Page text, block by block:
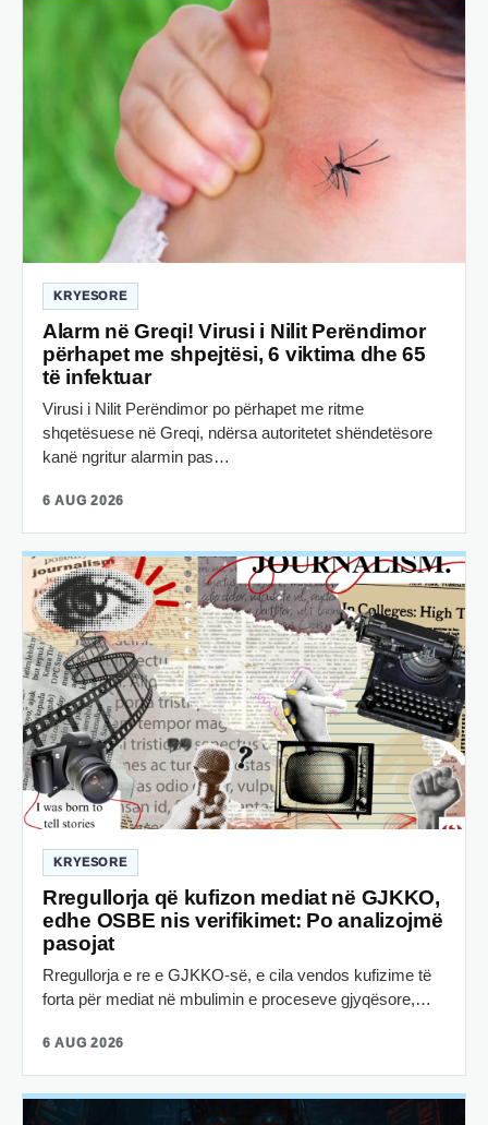
KRYESORE
Alarm në Greqi! Virusi i Nilit Perëndimor
përhapet me shpejtësi, 6 viktima dhe 65
të infektuar
Virusi i Nilit Perëndimor po përhapet me ritme
shqetësuese në Greqi, ndërsa autoritetet shëndetësore
kanë ngritur alarmin pas…
6 AUG 2026
KRYESORE
Rregullorja që kufizon mediat në GJKKO,
edhe OSBE nis verifikimet: Po analizojmë
pasojat
Rregullorja e re e GJKKO-së, e cila vendos kufizime të
forta për mediat në mbulimin e proceseve gjyqësore,…
6 AUG 2026